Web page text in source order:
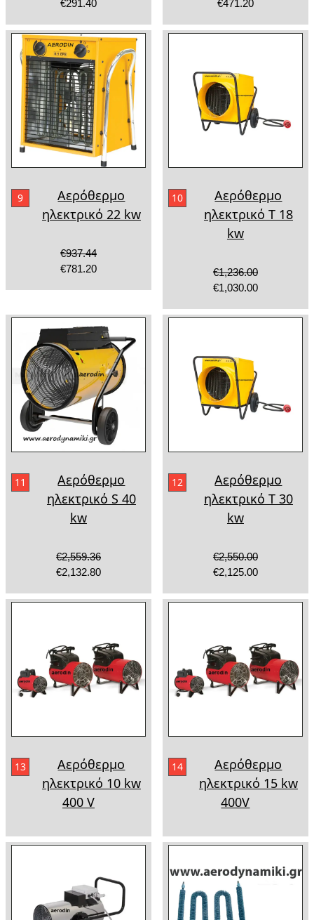
€291.40
€471.20
9
Αερόθερμο
ηλεκτρικό 22 kw
€937.44
€781.20
10
Αερόθερμο
ηλεκτρικό T 18
kw
€1,236.00
€1,030.00
11
Αερόθερμο
ηλεκτρικό S 40
kw
€2,559.36
€2,132.80
12
Αερόθερμο
ηλεκτρικό T 30
kw
€2,550.00
€2,125.00
13
Αερόθερμο
ηλεκτρικό 10 kw
400 V
14
Αερόθερμο
ηλεκτρικό 15 kw
400V